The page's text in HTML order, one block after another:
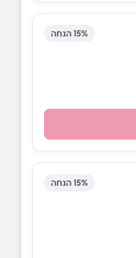
15% הנחה
15% הנחה